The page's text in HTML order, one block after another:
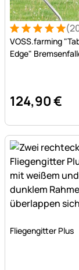
Bewertung: 5
20
VOSS.farming
Edge"
124,90€
Noch keine
Fliegengitter Plus